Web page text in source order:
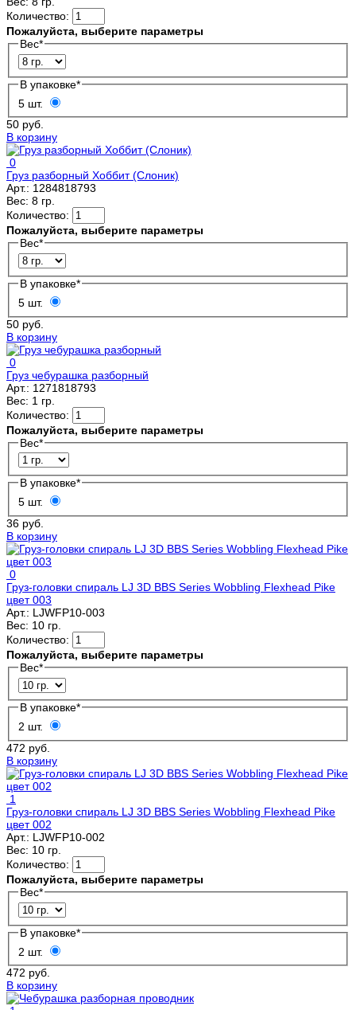
Количество:
Пожалуйста, выберите параметры
Вес*
В упаковке*
5 шт.
50 руб.
В корзину
0
Груз разборный Хоббит (Слоник)
Арт.: 1284818793
Вес: 8 гр.
Количество:
Пожалуйста, выберите параметры
Вес*
В упаковке*
5 шт.
50 руб.
В корзину
0
Груз чебурашка разборный
Арт.: 1271818793
Вес: 1 гр.
Количество:
Пожалуйста, выберите параметры
Вес*
В упаковке*
5 шт.
36 руб.
В корзину
0
Груз-головки спираль LJ 3D BBS Series Wobbling Flexhead Pike
цвет 003
Арт.: LJWFP10-003
Вес: 10 гр.
Количество:
Пожалуйста, выберите параметры
Вес*
В упаковке*
2 шт.
472 руб.
В корзину
1
Груз-головки спираль LJ 3D BBS Series Wobbling Flexhead Pike
цвет 002
Арт.: LJWFP10-002
Вес: 10 гр.
Количество:
Пожалуйста, выберите параметры
Вес*
В упаковке*
2 шт.
472 руб.
В корзину